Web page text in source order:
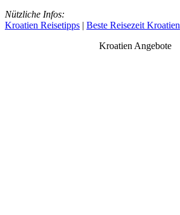
Nützliche Infos:
Kroatien Reisetipps | Beste Reisezeit Kroatien
Kroatien Angebote